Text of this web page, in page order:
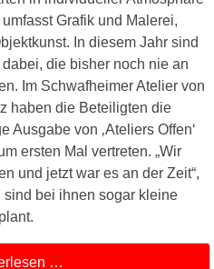
Grafik und Malerei,
In diesem Jahr sind
die bisher noch nie an
Im Schwafheimer Atelier von
haben die Beteiligten die
Ausgabe von ‚Ateliers Offen‘
ersten Mal vertreten. „Wir
und jetzt war es an der Zeit“,
sind bei ihnen sogar kleine
…